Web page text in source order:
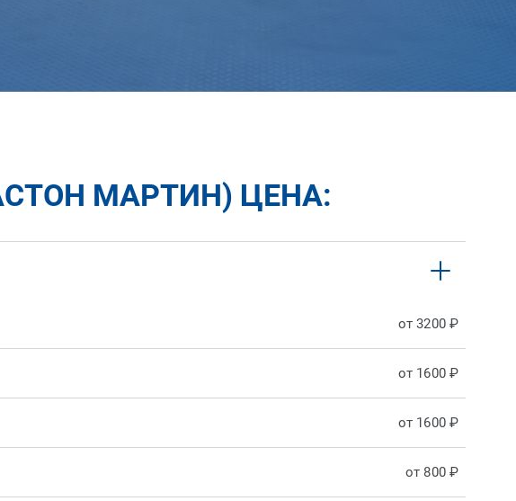
МАРТИН) ЦЕНА:
от 3200 ₽
от 1600 ₽
от 1600 ₽
от 800 ₽